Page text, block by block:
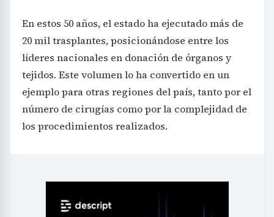
En estos 50 años, el estado ha ejecutado más de
20 mil trasplantes, posicionándose entre los
líderes nacionales en donación de órganos y
tejidos. Este volumen lo ha convertido en un
ejemplo para otras regiones del país, tanto por el
número de cirugías como por la complejidad de
los procedimientos realizados.